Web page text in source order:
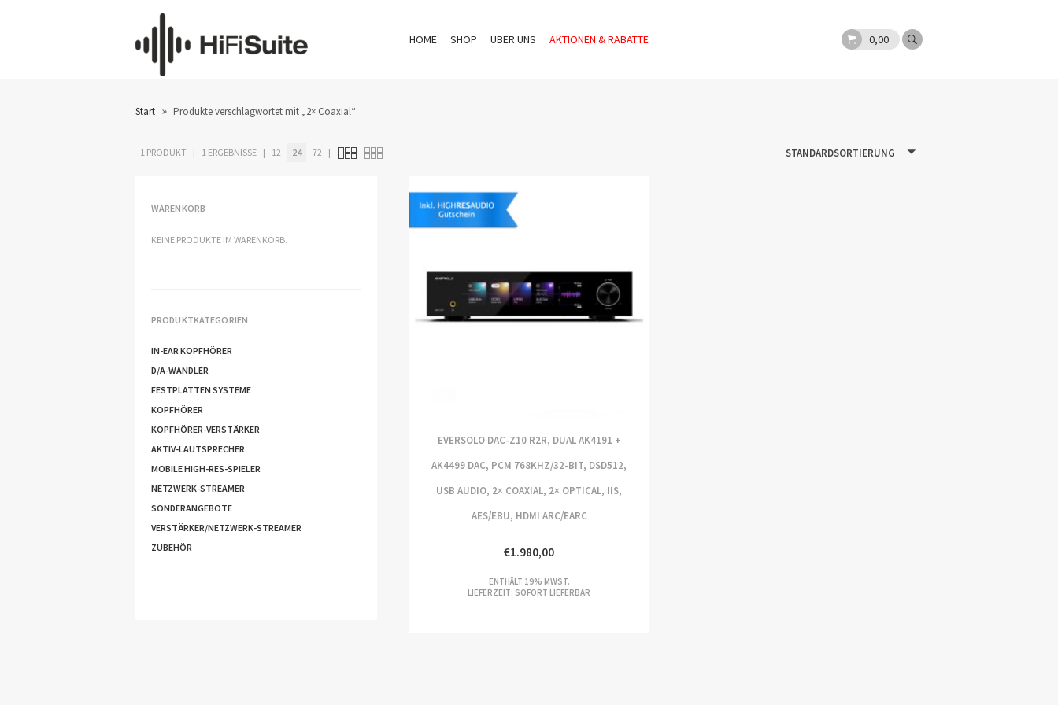
HOME SHOP ÜBER UNS AKTIONEN & RABATTE 0,00
Start » Produkte verschlagwortet mit „2× Coaxial“
1 PRODUKT 1 ERGEBNISSE 12 24 72 STANDARDSORTIERUNG
EVERSOLO DAC-Z10 R2R, DUAL AK4191 +
AK4499 DAC, PCM 768KHZ/32-BIT, DSD512,
USB AUDIO, 2× COAXIAL, 2× OPTICAL, IIS,
AES/EBU, HDMI ARC/EARC
€1.980,00
ENTHÄLT 19% MWST.
LIEFERZEIT: SOFORT LIEFERBAR
WARENKORB
KEINE PRODUKTE IM WARENKORB.
PRODUKTKATEGORIEN
IN-EAR KOPFHÖRER
D/A-WANDLER
FESTPLATTEN SYSTEME
KOPFHÖRER
KOPFHÖRER-VERSTÄRKER
AKTIV-LAUTSPRECHER
MOBILE HIGH-RES-SPIELER
NETZWERK-STREAMER
SONDERANGEBOTE
VERSTÄRKER/NETZWERK-STREAMER
ZUBEHÖR